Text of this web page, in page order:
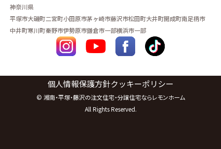
神奈川県
平塚市大磯町二宮町小田原市茅ヶ崎市藤沢市松田町大井町開成町南足柄市
中井町寒川町秦野市伊勢原市鎌倉市一部横浜市一部
個人情報保護方針クッキーポリシー
© 湘南・平塚・藤沢の注文住宅・分譲住宅ならレモンホーム
All Rights Reserved.